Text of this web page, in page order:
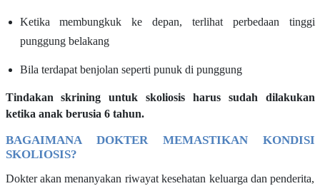
Ketika membungkuk ke depan, terlihat perbedaan tinggi
punggung belakang
Bila terdapat benjolan seperti punuk di punggung
Tindakan skrining untuk skoliosis harus sudah dilakukan
ketika anak berusia 6 tahun.
BAGAIMANA DOKTER MEMASTIKAN KONDISI
SKOLIOSIS?
Dokter akan menanyakan riwayat kesehatan keluarga dan penderita,